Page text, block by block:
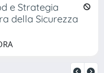
e Strategia
della Sicurezza